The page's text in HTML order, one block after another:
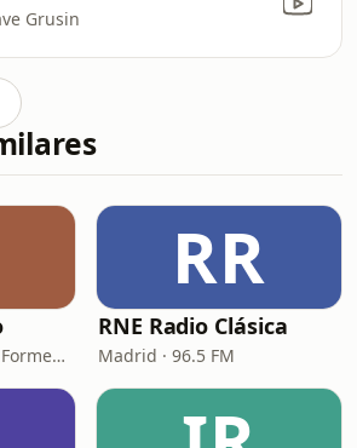
Grusin
Ibiza · DAB+ (Ibiza & Formentera, Madrid, Barcelona)
RR
RNE Radio Clásica
Madrid · 96.5 FM